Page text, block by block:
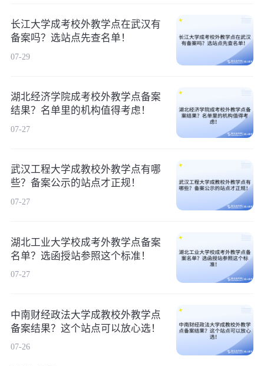
长江大学成考校外教学点在武汉有
备案吗？选站点先查名单！
07-29
湖北经济学院成考校外教学点备案
结果？名单里的机构值得考虑！
07-27
武汉工程大学成教校外教学点有哪
些？备案公示的站点才正规！
07-27
湖北工业大学校成考外教学点备案
名单？选函授站参照这个标准！
07-27
中南财经政法大学成教校外教学点
备案结果？这个站点可以放心选！
07-26